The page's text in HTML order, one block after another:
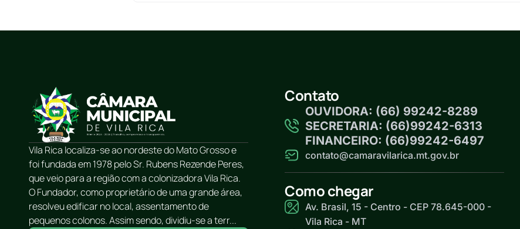
Vila Rica localiza-se ao nordeste do Mato Grosso e
foi fundada em 1978 pelo Sr. Rubens Rezende Peres,
que veio para a região com a colonizadora Vila Rica.
O Fundador, como proprietário de uma grande área,
resolveu edificar no local, assentamento de
pequenos colonos. Assim sendo, dividiu-se a terr...
Contato
OUVIDORA: (66) 99242-8289
SECRETARIA: (66)99242-6313
FINANCEIRO: (66)99242-6497
contato@camaravilarica.mt.gov.br
Como chegar
Av. Brasil, 15 - Centro - CEP 78.645-000 -
Vila Rica - MT